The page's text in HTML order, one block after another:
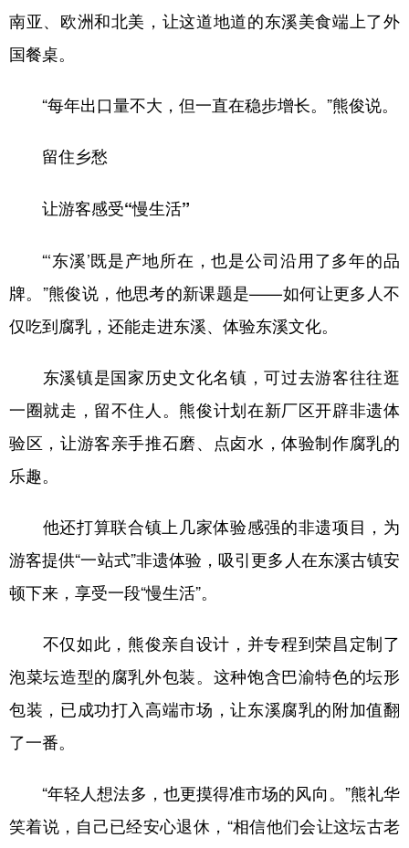
南亚、欧洲和北美，让这道地道的东溪美食端上了外
国餐桌。
“每年出口量不大，但一直在稳步增长。”熊俊说。
留住乡愁
让游客感受“慢生活”
“‘东溪’既是产地所在，也是公司沿用了多年的品
牌。”熊俊说，他思考的新课题是——如何让更多人不
仅吃到腐乳，还能走进东溪、体验东溪文化。
东溪镇是国家历史文化名镇，可过去游客往往逛
一圈就走，留不住人。熊俊计划在新厂区开辟非遗体
验区，让游客亲手推石磨、点卤水，体验制作腐乳的
乐趣。
他还打算联合镇上几家体验感强的非遗项目，为
游客提供“一站式”非遗体验，吸引更多人在东溪古镇安
顿下来，享受一段“慢生活”。
不仅如此，熊俊亲自设计，并专程到荣昌定制了
泡菜坛造型的腐乳外包装。这种饱含巴渝特色的坛形
包装，已成功打入高端市场，让东溪腐乳的附加值翻
了一番。
“年轻人想法多，也更摸得准市场的风向。”熊礼华
笑着说，自己已经安心退休，“相信他们会让这坛古老